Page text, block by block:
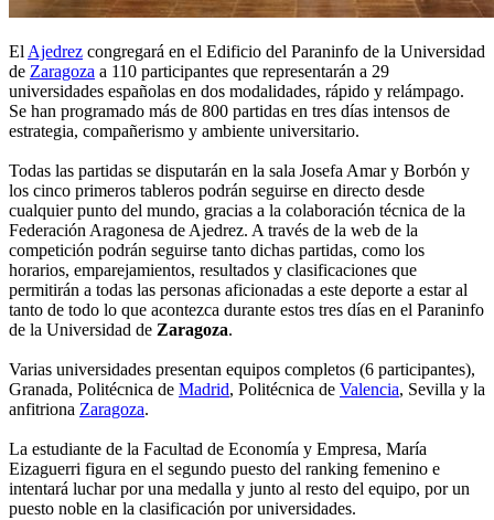
El Ajedrez congregará en el Edificio del Paraninfo de la Universidad
de Zaragoza a 110 participantes que representarán a 29
universidades españolas en dos modalidades, rápido y relámpago.
Se han programado más de 800 partidas en tres días intensos de
estrategia, compañerismo y ambiente universitario.
Todas las partidas se disputarán en la sala Josefa Amar y Borbón y
los cinco primeros tableros podrán seguirse en directo desde
cualquier punto del mundo, gracias a la colaboración técnica de la
Federación Aragonesa de Ajedrez. A través de la web de la
competición podrán seguirse tanto dichas partidas, como los
horarios, emparejamientos, resultados y clasificaciones que
permitirán a todas las personas aficionadas a este deporte a estar al
tanto de todo lo que acontezca durante estos tres días en el Paraninfo
de la Universidad de Zaragoza.
Varias universidades presentan equipos completos (6 participantes),
Granada, Politécnica de Madrid, Politécnica de Valencia, Sevilla y la
anfitriona Zaragoza.
La estudiante de la Facultad de Economía y Empresa, María
Eizaguerri figura en el segundo puesto del ranking femenino e
intentará luchar por una medalla y junto al resto del equipo, por un
puesto noble en la clasificación por universidades.